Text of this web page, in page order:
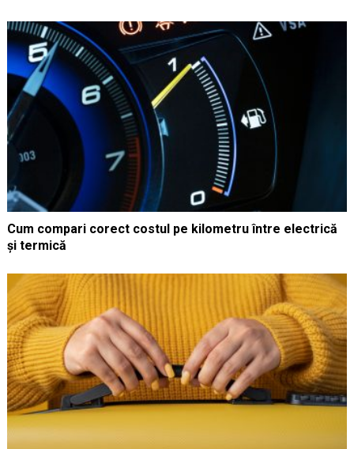
Cum compari corect costul pe kilometru între electrică
și termică